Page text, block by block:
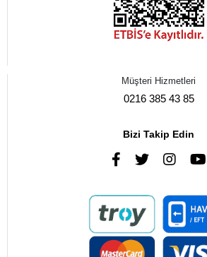
Müşteri Hizmetleri
0216 385 43 85
Bizi Takip Edin